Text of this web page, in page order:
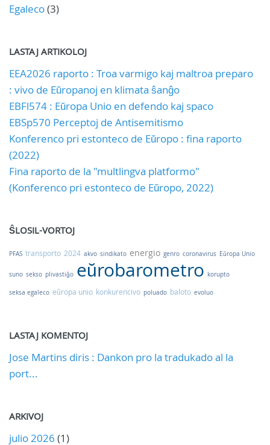
Egaleco(3)
LASTAJ ARTIKOLOJ
EEA2026 raporto : Troa varmigo kaj maltroa preparo
: vivo de Eŭropanoj en klimata ŝanĝo
EBFl574 : Eŭropa Unio en defendo kaj spaco
EBSp570 Perceptoj de Antisemitismo
Konferenco pri estonteco de Eŭropo : fina raporto
(2022)
Fina raporto de la "multlingva platformo"
(Konferenco pri estonteco de Eŭropo, 2022)
ŜLOSIL-VORTOJ
PFAS transporto 2024 akvo sindikato energio genro coronavirus Eŭropa Unio
suno sekso plivastiĝo eŭrobarometro korupto
seksa egaleco eŭropa unio konkurencivo poluado baloto evoluo
LASTAJ KOMENTOJ
Jose Martins diris : Dankon pro la tradukado al la
port...
ARKIVOJ
julio 2026 (1)